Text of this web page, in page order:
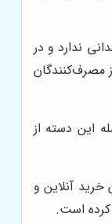
ندارد و در
مصرف‌کنندگان
این دسته از
آنلاین و
کرده است.